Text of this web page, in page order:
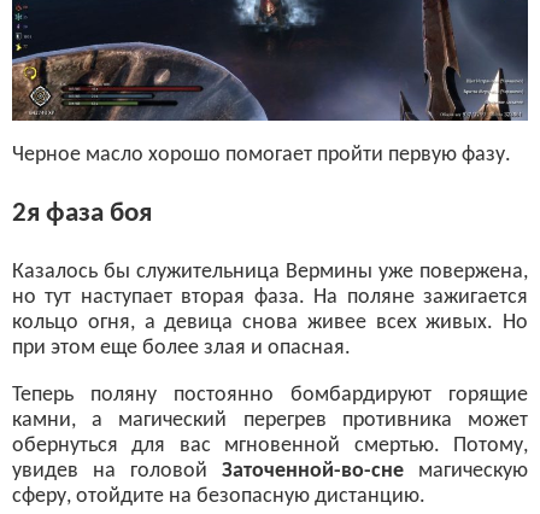
Черное масло хорошо помогает пройти первую фазу.
2я фаза боя
Казалось бы служительница Вермины уже повержена,
но тут наступает вторая фаза. На поляне зажигается
кольцо огня, а девица снова живее всех живых. Но
при этом еще более злая и опасная.
Теперь поляну постоянно бомбардируют горящие
камни, а магический перегрев противника может
обернуться для вас мгновенной смертью. Потому,
увидев на головой Заточенной-во-сне магическую
сферу, отойдите на безопасную дистанцию.